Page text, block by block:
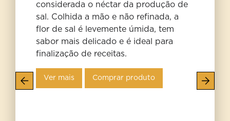
considerada o néctar da produção de
sal. Colhida a mão e não refinada, a
flor de sal é levemente úmida, tem
sabor mais delicado e é ideal para
finalização de receitas.
Ver mais Comprar produto